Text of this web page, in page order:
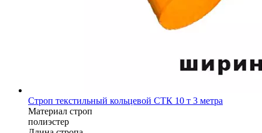
Строп текстильный кольцевой СТК 10 т 3 метра
Материал строп
полиэстер